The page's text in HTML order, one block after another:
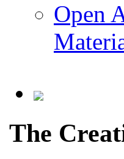
Open
The